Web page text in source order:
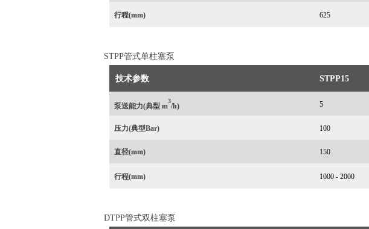
行程(mm) 625
STPP管式单柱塞泵
技术参数 STPP15
泵送能力(典型 m
3
/h) 5
压力(典型Bar) 100
直径(mm) 150
行程(mm) 1000 - 2000
DTPP管式双柱塞泵